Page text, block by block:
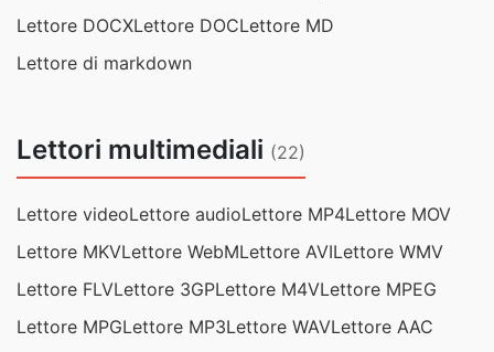
Lettore DOCXLettore DOCLettore MD
Lettore di markdown
Lettori multimediali (22)
Lettore videoLettore audioLettore MP4Lettore MOV
Lettore MKVLettore WebMLettore AVILettore WMV
Lettore FLVLettore 3GPLettore M4VLettore MPEG
Lettore MPGLettore MP3Lettore WAVLettore AAC